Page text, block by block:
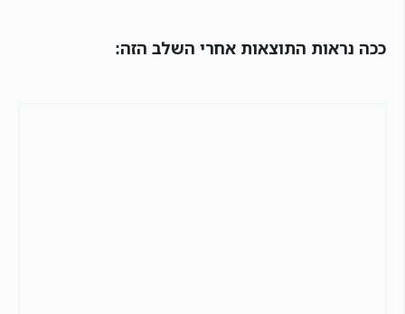
ככה נראות התוצאות אחרי השלב הזה: